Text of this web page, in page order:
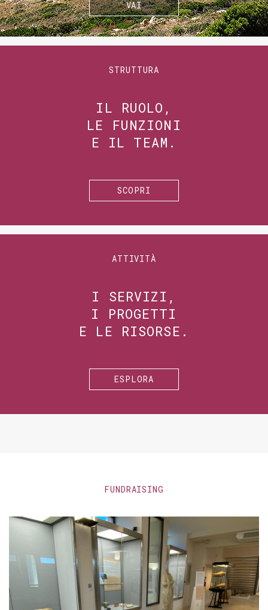
VAI
STRUTTURA
IL RUOLO,
LE FUNZIONI
E IL TEAM.
SCOPRI
ATTIVITÀ
I SERVIZI,
I PROGETTI
E LE RISORSE.
ESPLORA
FUNDRAISING